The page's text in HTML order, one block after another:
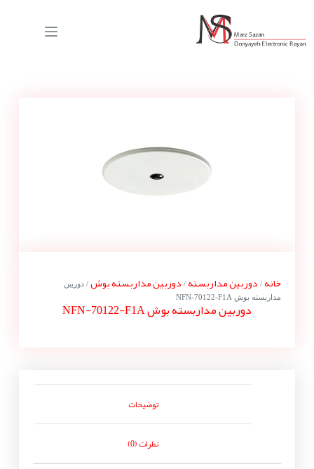
خانه/ دوربین مداربسته/ دوربین مداربسته بوش/ دوربین
مداربسته بوش NFN-70122-F1A
دوربین مداربسته بوش NFN-70122-F1A
توضیحات
نظرات (0)